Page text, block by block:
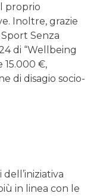
proprio
Inoltre, grazie
Senza
di “Wellbeing
15.000 €,
di disagio socio-
in linea con le